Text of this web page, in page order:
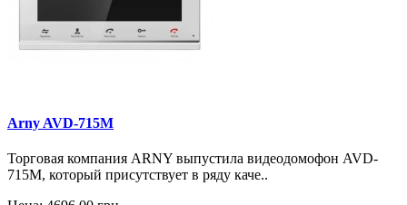
Arny AVD-715M
Торговая компания ARNY выпустила видеодомофон AVD-
715M, который присутствует в ряду каче..